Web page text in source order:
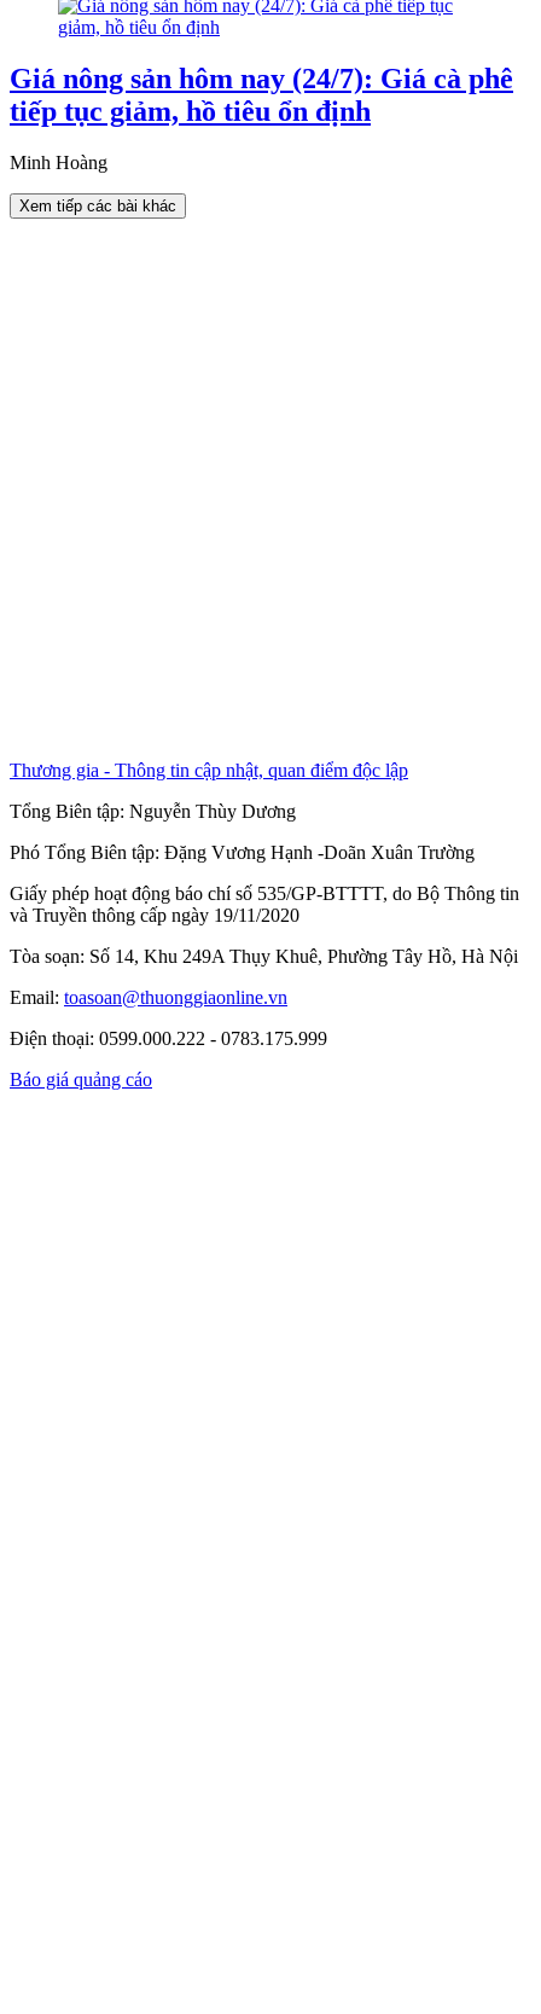
Giá nông sản hôm nay (24/7): Giá cà phê
tiếp tục giảm, hồ tiêu ổn định
Minh Hoàng
Xem tiếp các bài khác
Thương gia - Thông tin cập nhật, quan điểm độc lập
Tổng Biên tập: Nguyễn Thùy Dương
Phó Tổng Biên tập: Đặng Vương Hạnh -Doãn Xuân Trường
Giấy phép hoạt động báo chí số 535/GP-BTTTT, do Bộ Thông tin
và Truyền thông cấp ngày 19/11/2020
Tòa soạn: Số 14, Khu 249A Thụy Khuê, Phường Tây Hồ, Hà Nội
Email: toasoan@thuonggiaonline.vn
Điện thoại: 0599.000.222 - 0783.175.999
Báo giá quảng cáo